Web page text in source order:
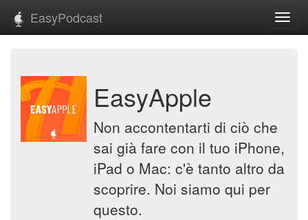
EasyPodcast
EasyApple
Non accontentarti di ciò che
sai già fare con il tuo iPhone,
iPad o Mac: c'è tanto altro da
scoprire. Noi siamo qui per
questo.